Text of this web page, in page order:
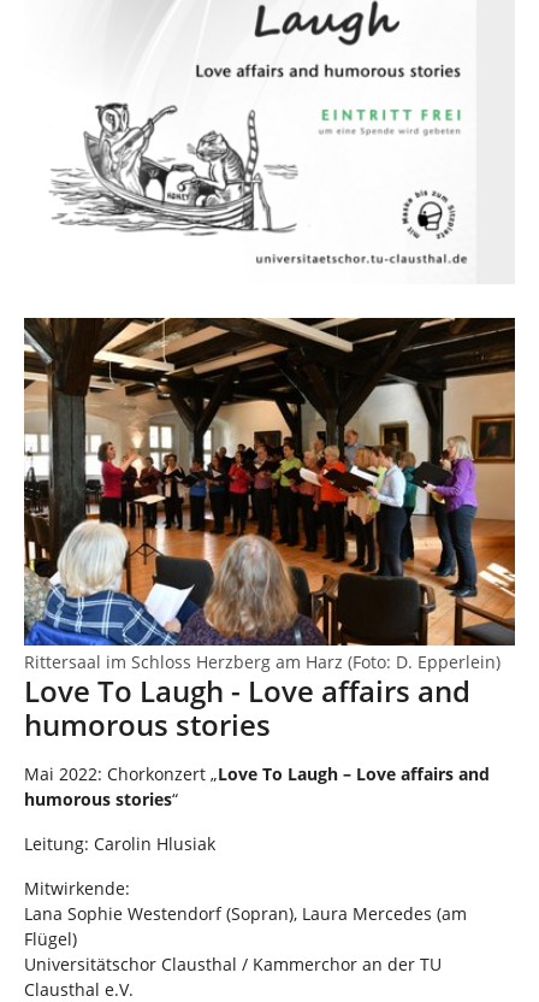
Rittersaal im Schloss Herzberg am Harz (Foto: D. Epperlein)
Love To Laugh - Love affairs and
humorous stories
Mai 2022: Chorkonzert „Love To Laugh – Love affairs and
humorous stories“
Leitung: Carolin Hlusiak
Mitwirkende:
Lana Sophie Westendorf (Sopran), Laura Mercedes (am
Flügel)
Universitätschor Clausthal / Kammerchor an der TU
Clausthal e.V.